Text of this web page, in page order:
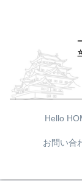
Hello
お問い合